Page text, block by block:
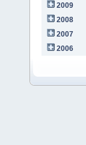
2009
2008
2007
2006